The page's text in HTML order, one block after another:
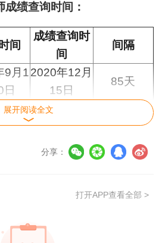
绩查询时间：
间
成绩查询时
间
间隔
9月1
日
2020年12月
15日
85天
9月2
日
2019年12月
25日
9月1
2019年1月3
108天
130天
成绩查询预约通道已开启，
展开阅读全文
分享：
打开APP查看全部 >